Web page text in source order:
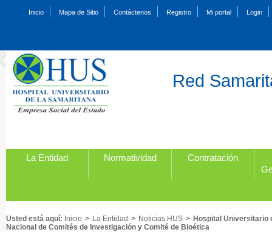
Inicio Mapa de Sitio Contáctenos Registro Mi portal Login
Red
La Entidad Normatividad
Contratación
Usted está aquí: Inicio > La Entidad > Noticias HUS > Hospital Universitario
Nacional de Comités de Investigación y Comité de Bioética